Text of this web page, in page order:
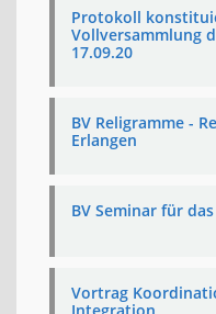
Protokoll
Vollversammlung
17.09.20
BV Religramme -
Erlangen
BV Seminar für
Vortrag